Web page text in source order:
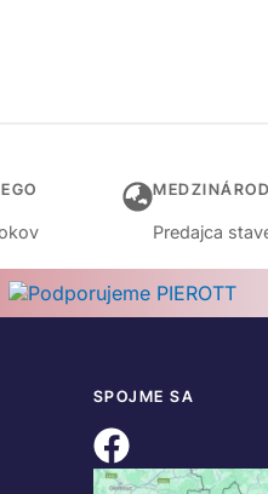
Predajca
SPOJME SA